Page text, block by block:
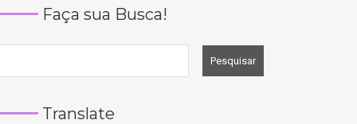
Faça sua Busca!
Translate